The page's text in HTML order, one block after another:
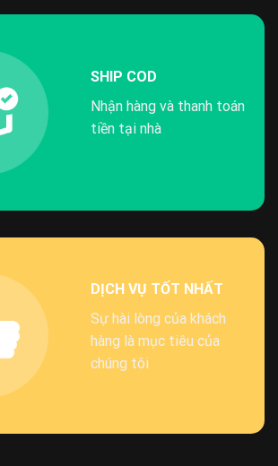
SHIP COD
Nhận hàng và thanh toán
tiền tại nhà
DỊCH VỤ TỐT NHẤT
Sự hài lòng của khách
hàng là mục tiêu của
chúng tôi